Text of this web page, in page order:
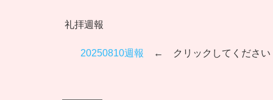
礼拝週報
20250810週報 ← クリックしてください